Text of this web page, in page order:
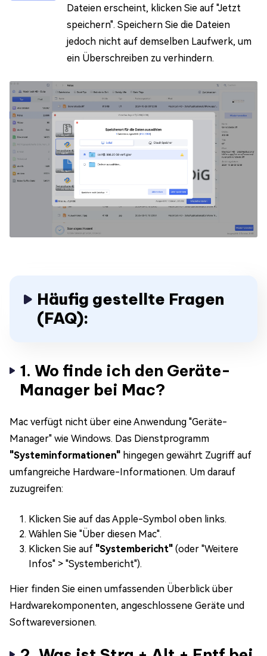
Dateien erscheint, klicken Sie auf "Jetzt
speichern". Speichern Sie die Dateien
jedoch nicht auf demselben Laufwerk, um
ein Überschreiben zu verhindern.
Häufig gestellte Fragen
(FAQ):
1. Wo finde ich den Geräte-
Manager bei Mac?
Mac verfügt nicht über eine Anwendung "Geräte-
Manager" wie Windows. Das Dienstprogramm
"Systeminformationen" hingegen gewährt Zugriff auf
umfangreiche Hardware-Informationen. Um darauf
zuzugreifen:
Klicken Sie auf das Apple-Symbol oben links.
Wählen Sie "Über diesen Mac".
Klicken Sie auf "Systembericht" (oder "Weitere
Infos" > "Systembericht").
Hier finden Sie einen umfassenden Überblick über
Hardwarekomponenten, angeschlossene Geräte und
Softwareversionen.